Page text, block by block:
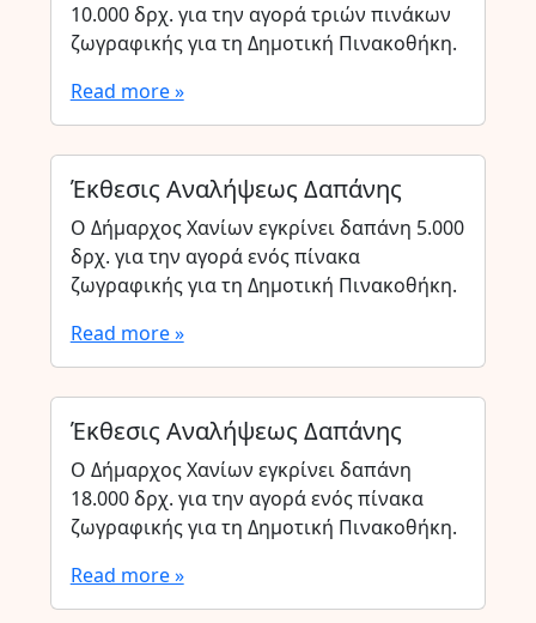
10.000 δρχ. για την αγορά τριών πινάκων
ζωγραφικής για τη Δημοτική Πινακοθήκη.
Read more »
Έκθεσις Αναλήψεως Δαπάνης
Ο Δήμαρχος Χανίων εγκρίνει δαπάνη 5.000
δρχ. για την αγορά ενός πίνακα
ζωγραφικής για τη Δημοτική Πινακοθήκη.
Read more »
Έκθεσις Αναλήψεως Δαπάνης
Ο Δήμαρχος Χανίων εγκρίνει δαπάνη
18.000 δρχ. για την αγορά ενός πίνακα
ζωγραφικής για τη Δημοτική Πινακοθήκη.
Read more »